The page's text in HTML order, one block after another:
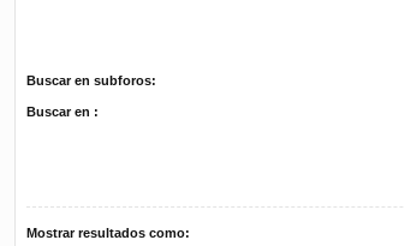
Buscar en subforos:
Buscar en :
Mostrar resultados como: